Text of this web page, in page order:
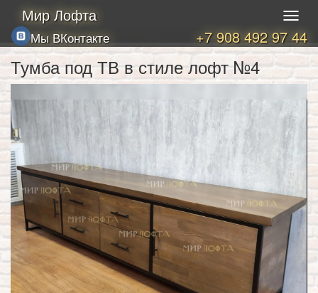
Мир Лофта
+7 908 492 97 44
Мы ВКонтакте
Тумба под ТВ в стиле лофт №4